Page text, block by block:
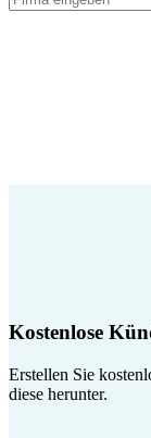
Kostenlose
Erstellen Sie
diese herunter.